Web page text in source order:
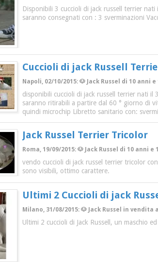
Disponibili 3 cuccioli di jack russell terrier
saranno consegnati con : 3 sverminazioni
Cuccioli di jack Russell
Napoli, 02/10/2015: 🐶 Jack Russel di 10
disponibili cuccioli di jack russell terrier nati
saranno ritirabili a partire dal 60 ° giorno di
quindi microchip Libretto sanitario con:
Jack Russel Terrier Tricolor
Roma, 19/09/2015: 🐶 Jack Russel di 10 anni
vendo cuccioli di jack russel terrier tricolor
sono visibili, ottimo carattere.
Ultimi 2 Cuccioli di jack
Milano, 31/08/2015: 🐶 Jack Russel in
Ultimi 2 cuccioli di Jack Russell, un maschio